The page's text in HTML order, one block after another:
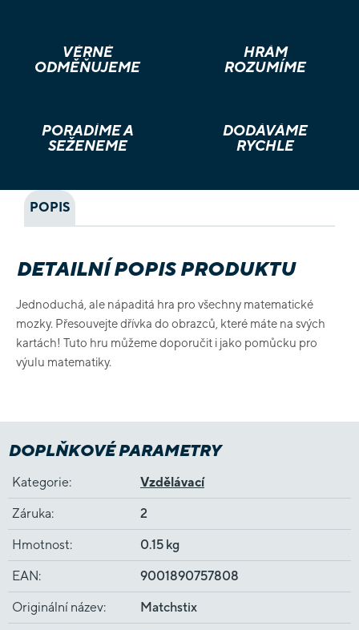
VĚRNÉ
ODMĚŇUJEME
HRÁM
ROZUMÍME
PORADÍME A
SEŽENEME
DODÁVÁME
RYCHLE
POPIS
DETAILNÍ POPIS PRODUKTU
Jednoduchá, ale nápaditá hra pro všechny matematické
mozky. Přesouvejte dřívka do obrazců, které máte na svých
kartách! Tuto hru můžeme doporučit i jako pomůcku pro
výulu matematiky.
DOPLŇKOVÉ PARAMETRY
Kategorie: Vzdělávací
Záruka: 2
Hmotnost: 0.15 kg
EAN: 9001890757808
Originální název: Matchstix